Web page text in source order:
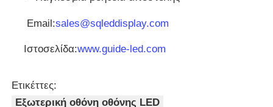
️ Email:sales@sqleddisplay.com
Ιστοσελίδα:www.guide-led.com
Ετικέττες:
Εξωτερική οθόνη οθόνης LED